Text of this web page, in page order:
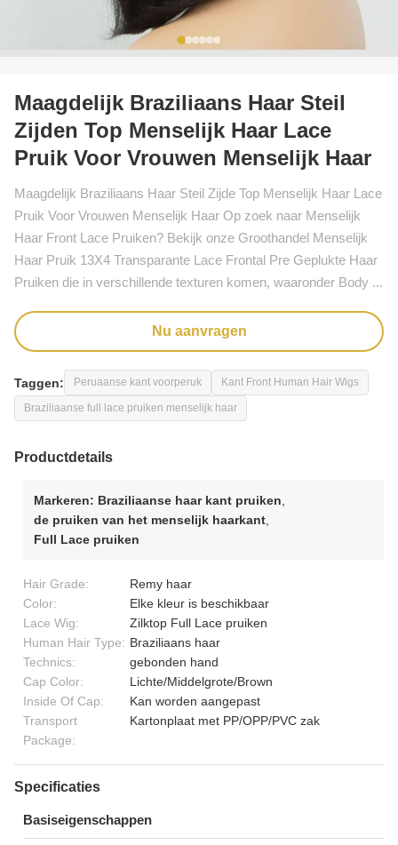
Maagdelijk Braziliaans Haar Steil
Zijden Top Menselijk Haar Lace
Pruik Voor Vrouwen Menselijk Haar
Maagdelijk Braziliaans Haar Steil Zijde Top Menselijk Haar Lace
Pruik Voor Vrouwen Menselijk Haar Op zoek naar Menselijk
Haar Front Lace Pruiken? Bekijk onze Groothandel Menselijk
Haar Pruik 13X4 Transparante Lace Frontal Pre Geplukte Haar
Pruiken die in verschillende texturen komen, waaronder Body ...
Nu aanvragen
Taggen: Peruaanse kant voorperuk Kant Front Human Hair Wigs
Braziliaanse full lace pruiken menselijk haar
Productdetails
Markeren: Braziliaanse haar kant pruiken
de pruiken van het menselijk haarkant
Full Lace pruiken
Hair Grade:
Remy haar
Color:
Elke kleur is beschikbaar
Lace Wig:
Zilktop Full Lace pruiken
Human Hair Type: Braziliaans haar
Technics:
gebonden hand
Cap Color:
Lichte/Middelgrote/Brown
Inside Of Cap:
Kan worden aangepast
Transport
Package:
Kartonplaat met PP/OPP/PVC zak
Specificaties
Basiseigenschappen